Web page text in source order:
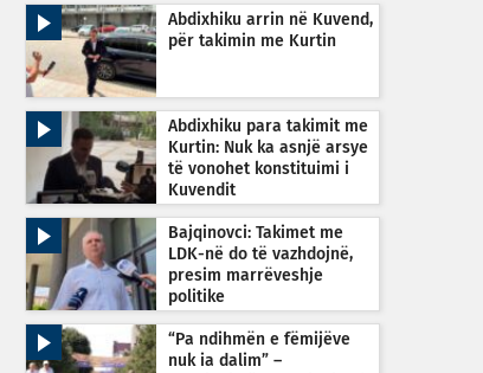
Abdixhiku arrin në Kuvend,
për takimin me Kurtin
Abdixhiku para takimit me
Kurtin: Nuk ka asnjë arsye
të vonohet konstituimi i
Kuvendit
Bajqinovci: Takimet me
LDK-në do të vazhdojnë,
presim marrëveshje
politike
“Pa ndihmën e fëmijëve
nuk ia dalim” –